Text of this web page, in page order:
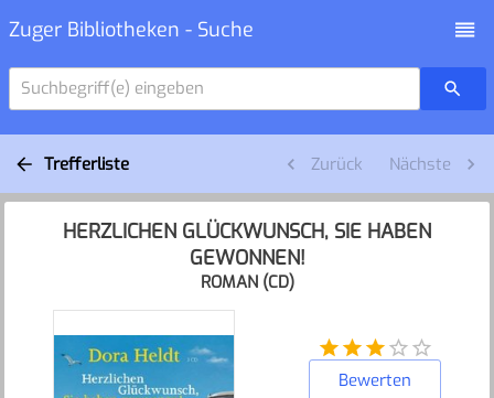
Zuger Bibliotheken - Suche
Suchbegriff(e) eingeben
Trefferliste Zurück Nächste
HERZLICHEN GLÜCKWUNSCH, SIE HABEN
GEWONNEN!
ROMAN (CD)
Bewerten